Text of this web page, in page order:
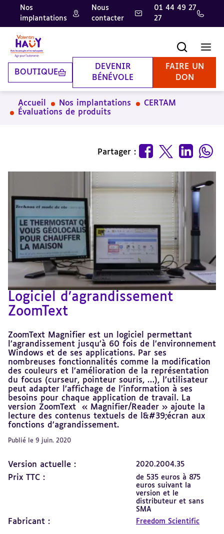
Aller
contenu
principal
Aller
pied
de
page
Aller
la
recherche
Nos
implantations
Nous
contacter
01 44 49 27
27
BOUTIQUE
DEVENIR
BÉNÉVOLE
FAIRE UN
DON
Accueil Nos implantations
CERTAM
Évaluations de produits
Partager :
Logiciel d’agrandissement
ZoomText
ZoomText Magnifier est un logiciel permettant
l’agrandissement jusqu’à 60 fois de l’environnement
Windows et de ses applications. Par ses
nombreuses fonctionnalités comme la modification
des couleurs et l’amélioration de la représentation
du focus (curseur, pointeur souris, …), l’utilisateur
peut adapter l’affichage de l’information à ses
besoins pour chaque application de travail. La
version ZoomText « Magnifier/Reader » ajoute la
lecture des contenus textuels de l&#39;écran aux
fonctions d’agrandissement.
Publié le 9 juin. 2020
Version actuelle : 2020.2004.35
Prix TTC :
de 535 euros à 875
euros suivant la
version et le
distributeur et sans
SMA
Fabricant : Freedom Scientific